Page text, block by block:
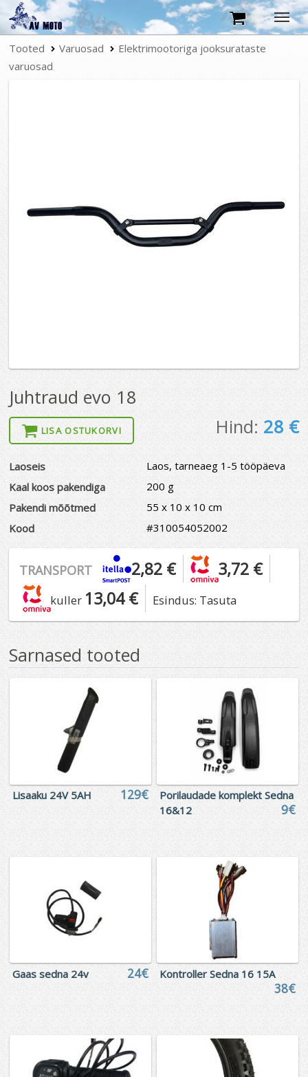
Tootekataloog
Tooted Varuosad
Elektrimootoriga jooksurataste
varuosad
Juhtraud evo 18
Hind: 28 €
LISA OSTUKORVI
Laoseis
Laos, tarneaeg 1-5 tööpäeva
Kaal koos pakendiga
200 g
Pakendi mõõtmed
55 x 10 x 10 cm
Kood
#310054052002
TRANSPORT 2,82 € 3,72 €
kuller 13,04 € Esindus: Tasuta
Sarnased tooted
Lisaaku 24V 5AH 129€
Porilaudade komplekt Sedna
16&12
9€
Gaas sedna 24v 24€ Kontroller Sedna 16 15A
38€